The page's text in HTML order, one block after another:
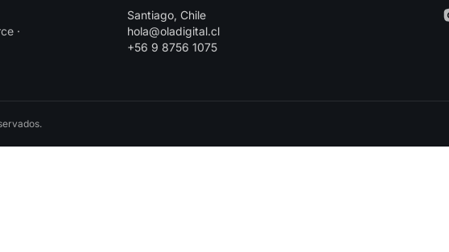
·
Santiago, Chile
hola@oladigital.cl
+56 9 8756 1075